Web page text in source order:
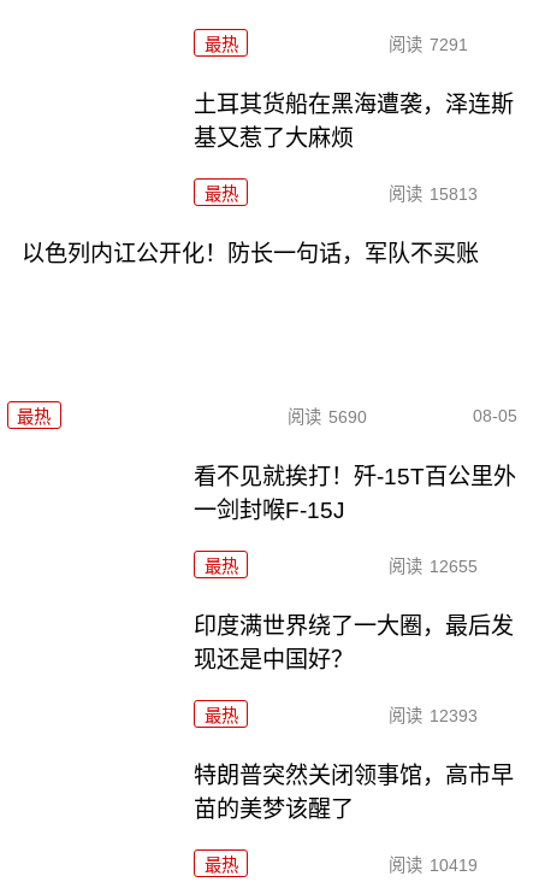
最热 阅读 7291
土耳其货船在黑海遭袭，泽连斯
基又惹了大麻烦
最热 阅读 15813
以色列内讧公开化！防长一句话，军队不买账
最热 阅读 5690 08-05
看不见就挨打！歼-15T百公里外
一剑封喉F-15J
最热 阅读 12655
印度满世界绕了一大圈，最后发
现还是中国好？
最热 阅读 12393
特朗普突然关闭领事馆，高市早
苗的美梦该醒了
最热 阅读 10419